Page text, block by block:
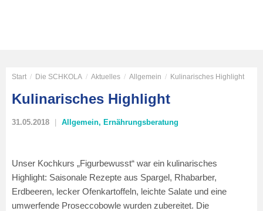
Start / Die SCHKOLA / Aktuelles / Allgemein / Kulinarisches Highlight
Kulinarisches Highlight
31.05.2018 Allgemein, Ernährungsberatung
Unser Kochkurs „Figurbewusst“ war ein kulinarisches
Highlight: Saisonale Rezepte aus Spargel, Rhabarber,
Erdbeeren, lecker Ofenkartoffeln, leichte Salate und eine
umwerfende Proseccobowle wurden zubereitet. Die